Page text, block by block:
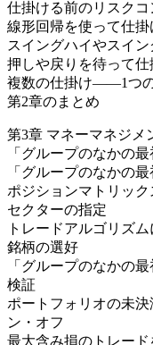
仕掛ける前のリスク
線形回帰を使って仕掛
スイングハイやスイ
押しや戻りを待って仕
複数の仕掛け――1つ
第2章のまとめ
第3章 マネーマネジメ
「グループのなかの
「グループのなかの
ポジションマトリック
セクターの指定
トレードアルゴリズ
銘柄の選好
「グループのなかの
検証
ポートフォリオの未
ン・オフ
最大含み損のトレー